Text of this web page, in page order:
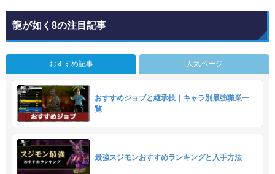
龍が如く8の注目記事
おすすめ記事 人気ページ
おすすめジョブと継承技｜キャラ別最強職業一
覧
最強スジモンおすすめランキングと入手方法